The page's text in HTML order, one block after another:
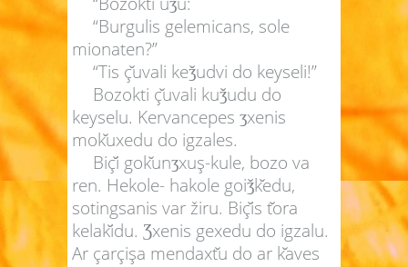
“Burgulis gelemicans, sole
mionaten?”
“Tis çuvali keǯudvi do keyseli!”
Bozokti çuvali kuǯudu do
keyselu. Kervancepes ʒxenis
mokuxedu do igzales.
Biçi gokunʒxuş-kule, bozo va
ren. Hekole- hakole goiǯkedu,
sotingsanis var žiru. Biçis tora
kelakidu. Ʒxenis gexedu do igzalu.
Ar çarçişa mendaxtu do ar kaves